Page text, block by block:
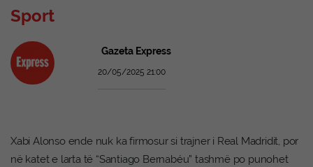
Sport
Gazeta Express
20/05/2025 21:00
Xabi Alonso ende nuk ka firmosur si trajner i Real Madridit, por
në katet e larta të “Santiago Bernabéu” tashmë po punohet